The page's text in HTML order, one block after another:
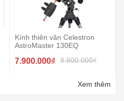
Kính thiên văn Celestron
AstroMaster 130EQ
7.900.000₫ 8.800.000₫
Xem thêm